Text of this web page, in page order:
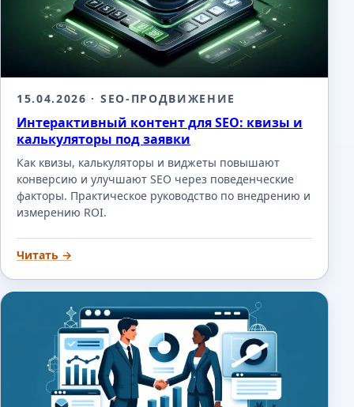
15.04.2026 · SEO-ПРОДВИЖЕНИЕ
Интерактивный контент для SEO: квизы и
калькуляторы под заявки
Как квизы, калькуляторы и виджеты повышают
конверсию и улучшают SEO через поведенческие
факторы. Практическое руководство по внедрению и
измерению ROI.
Читать →